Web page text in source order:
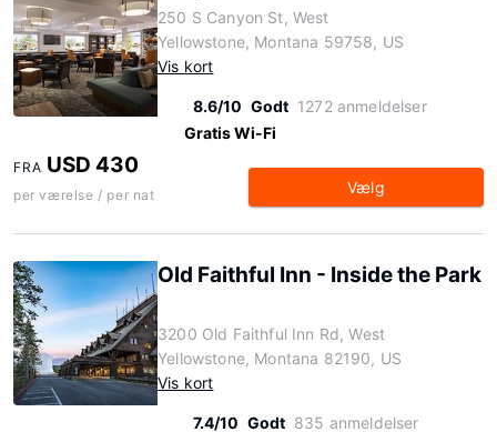
250 S Canyon St, West
Yellowstone, Montana 59758, US
Vis kort
8.6/10 Godt 1272 anmeldelser
Gratis Wi-Fi
FRA USD 430
per værelse / per nat Vælg
Old Faithful Inn - Inside the Park
3200 Old Faithful Inn Rd, West
Yellowstone, Montana 82190, US
Vis kort
7.4/10 Godt 835 anmeldelser